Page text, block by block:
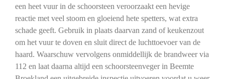
een heet vuur in de schoorsteen veroorzaakt een hevige
reactie met veel stoom en gloeiend hete spetters, wat extra
schade geeft. Gebruik in plaats daarvan zand of keukenzout
om het vuur te doven en sluit direct de luchttoevoer van de
haard. Waarschuw vervolgens onmiddellijk de brandweer via
112 en laat daarna altijd een schoorsteenveger in Beemte